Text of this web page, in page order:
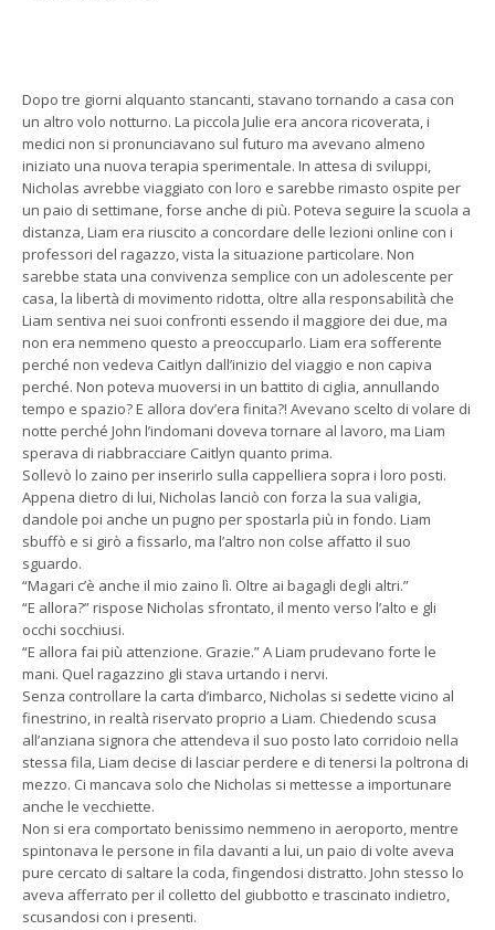
Dopo tre giorni alquanto stancanti, stavano tornando a casa con
un altro volo notturno. La piccola Julie era ancora ricoverata, i
medici non si pronunciavano sul futuro ma avevano almeno
iniziato una nuova terapia sperimentale. In attesa di sviluppi,
Nicholas avrebbe viaggiato con loro e sarebbe rimasto ospite per
un paio di settimane, forse anche di più. Poteva seguire la scuola a
distanza, Liam era riuscito a concordare delle lezioni online con i
professori del ragazzo, vista la situazione particolare. Non
sarebbe stata una convivenza semplice con un adolescente per
casa, la libertà di movimento ridotta, oltre alla responsabilità che
Liam sentiva nei suoi confronti essendo il maggiore dei due, ma
non era nemmeno questo a preoccuparlo. Liam era sofferente
perché non vedeva Caitlyn dall’inizio del viaggio e non capiva
perché. Non poteva muoversi in un battito di ciglia, annullando
tempo e spazio? E allora dov’era finita?! Avevano scelto di volare di
notte perché John l’indomani doveva tornare al lavoro, ma Liam
sperava di riabbracciare Caitlyn quanto prima.
Sollevò lo zaino per inserirlo sulla cappelliera sopra i loro posti.
Appena dietro di lui, Nicholas lanciò con forza la sua valigia,
dandole poi anche un pugno per spostarla più in fondo. Liam
sbuffò e si girò a fissarlo, ma l’altro non colse affatto il suo
sguardo.
“Magari c’è anche il mio zaino lì. Oltre ai bagagli degli altri.”
“E allora?” rispose Nicholas sfrontato, il mento verso l’alto e gli
occhi socchiusi.
“E allora fai più attenzione. Grazie.” A Liam prudevano forte le
mani. Quel ragazzino gli stava urtando i nervi.
Senza controllare la carta d’imbarco, Nicholas si sedette vicino al
finestrino, in realtà riservato proprio a Liam. Chiedendo scusa
all’anziana signora che attendeva il suo posto lato corridoio nella
stessa fila, Liam decise di lasciar perdere e di tenersi la poltrona di
mezzo. Ci mancava solo che Nicholas si mettesse a importunare
anche le vecchiette.
Non si era comportato benissimo nemmeno in aeroporto, mentre
spintonava le persone in fila davanti a lui, un paio di volte aveva
pure cercato di saltare la coda, fingendosi distratto. John stesso lo
aveva afferrato per il colletto del giubbotto e trascinato indietro,
scusandosi con i presenti.